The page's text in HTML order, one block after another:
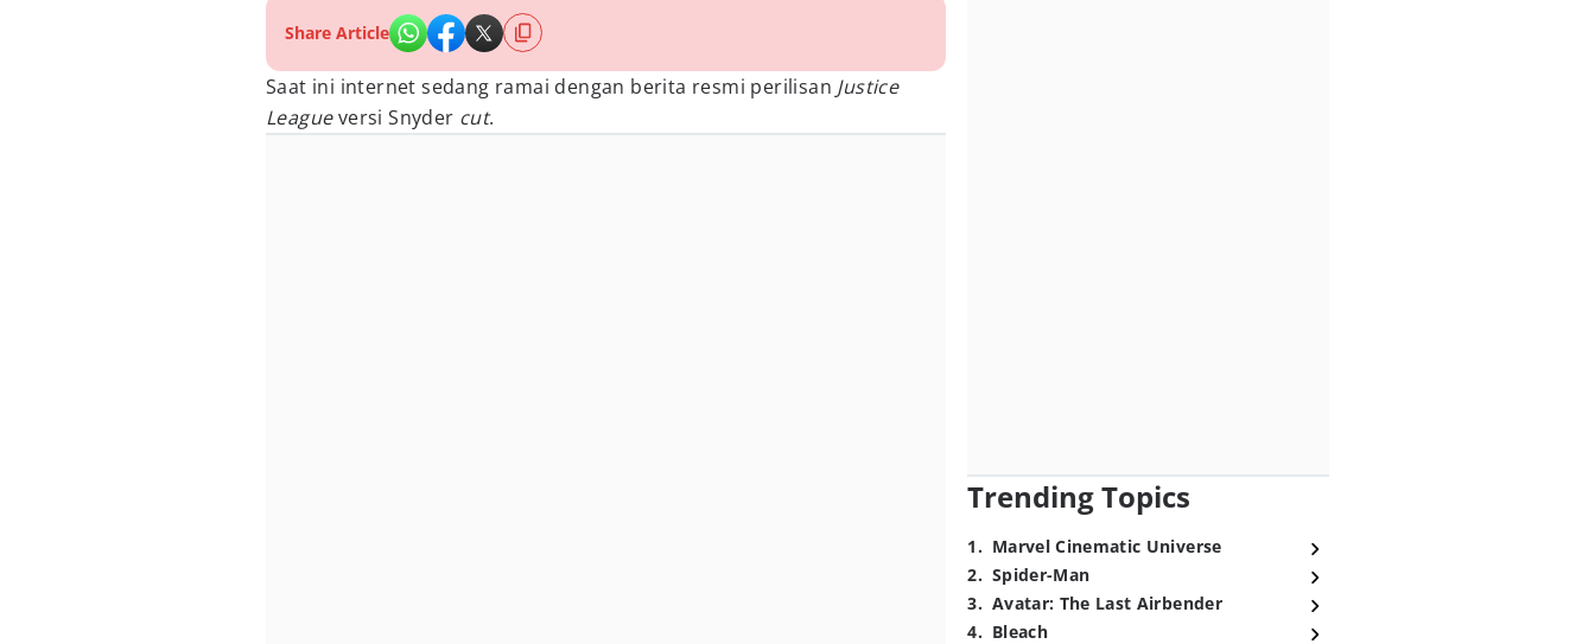
Share Article
Saat ini internet sedang ramai dengan berita resmi perilisan Justice
Leagueversi Snyder cut.
Trending Topics
1. Marvel Cinematic Universe
2. Spider-Man
3. Avatar: The Last Airbender
4. Bleach